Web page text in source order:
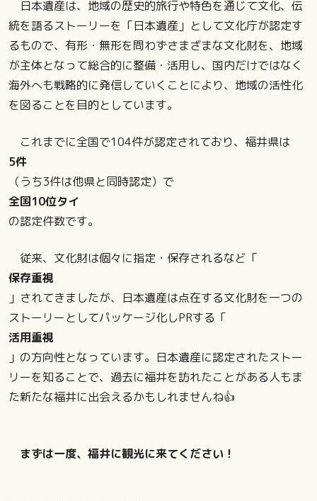
日本遺産は、地域の歴史的旅行や特色を通じて文化、伝
統を語るストーリーを「日本遺産」として文化庁が認定す
るもので、有形・無形を問わずさまざまな文化財を、地域
が主体となって総合的に整備・活用し、国内だけではなく
海外へも戦略的に発信していくことにより、地域の活性化
を図ることを目的としています。
これまでに全国で104件が認定されており、福井県は
5件
（うち3件は他県と同時認定）で
全国10位タイ
の認定件数です。
従来、文化財は個々に指定・保存されるなど「
保存重視
」されてきましたが、日本遺産は点在する文化財を一つの
ストーリーとしてパッケージ化しPRする「
活用重視
」の方向性となっています。日本遺産に認定されたストー
リーを知ることで、過去に福井を訪れたことがある人もま
た新たな福井に出会えるかもしれませんね👍
まずは一度、福井に観光に来てください！